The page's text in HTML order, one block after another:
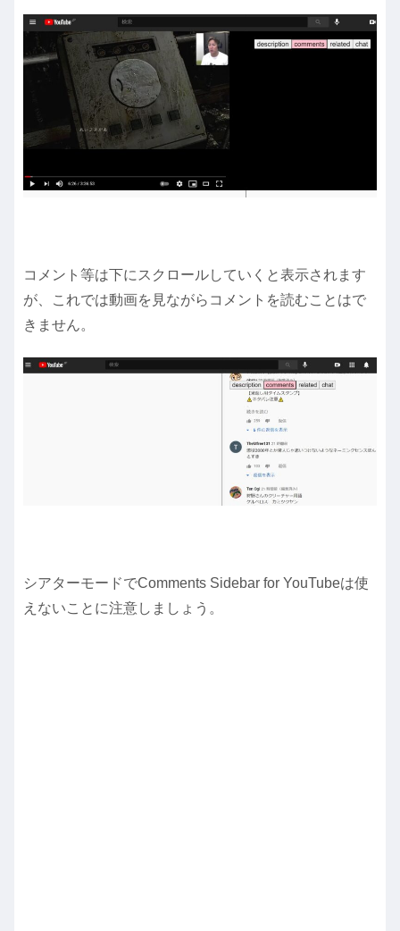
コメント等は下にスクロールしていくと表示されます
が、これでは動画を見ながらコメントを読むことはで
きません。
シアターモードでComments Sidebar for YouTubeは使
えないことに注意しましょう。